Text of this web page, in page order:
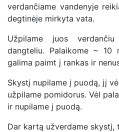
verdančiame vandenyje
degtinėje mirkyta vata.
Užpilame juos verdančiu
dangteliu. Palaikome ~ 10
galima paimt į rankas ir
Skystį nupilame į puodą, jį
užpilame pomidorus. Vėl
ir nupilame į puodą.
Dar kartą užverdame skystį,